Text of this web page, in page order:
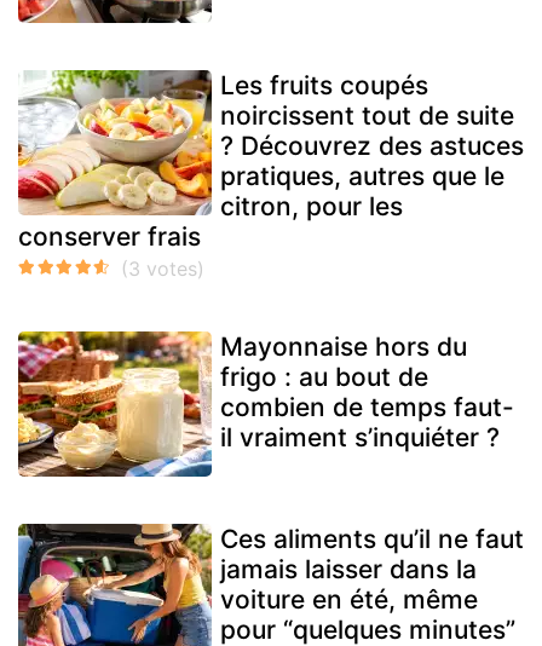
Les fruits coupés
noircissent tout de suite
? Découvrez des astuces
pratiques, autres que le
citron, pour les
conserver frais
Mayonnaise hors du
frigo : au bout de
combien de temps faut-
il vraiment s’inquiéter ?
Ces aliments qu’il ne faut
jamais laisser dans la
voiture en été, même
pour “quelques minutes”